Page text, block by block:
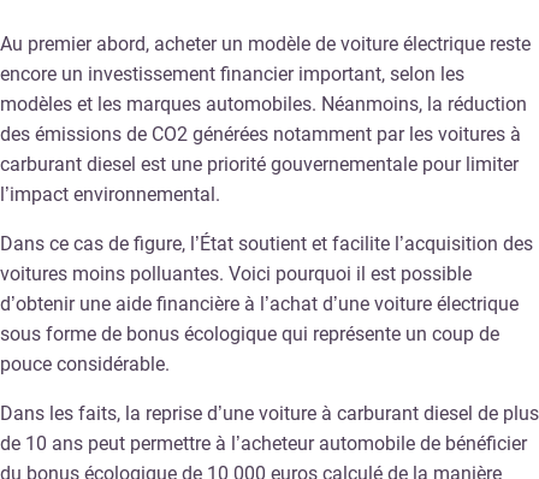
Au premier abord, acheter un modèle de voiture électrique reste
encore un investissement financier important, selon les
modèles et les marques automobiles. Néanmoins, la réduction
des émissions de CO2 générées notamment par les voitures à
carburant diesel est une priorité gouvernementale pour limiter
l’impact environnemental.
Dans ce cas de figure, l’État soutient et facilite l’acquisition des
voitures moins polluantes. Voici pourquoi il est possible
d’obtenir une aide financière à l’achat d’une voiture électrique
sous forme de bonus écologique qui représente un coup de
pouce considérable.
Dans les faits, la reprise d’une voiture à carburant diesel de plus
de 10 ans peut permettre à l’acheteur automobile de bénéficier
du bonus écologique de 10 000 euros calculé de la manière